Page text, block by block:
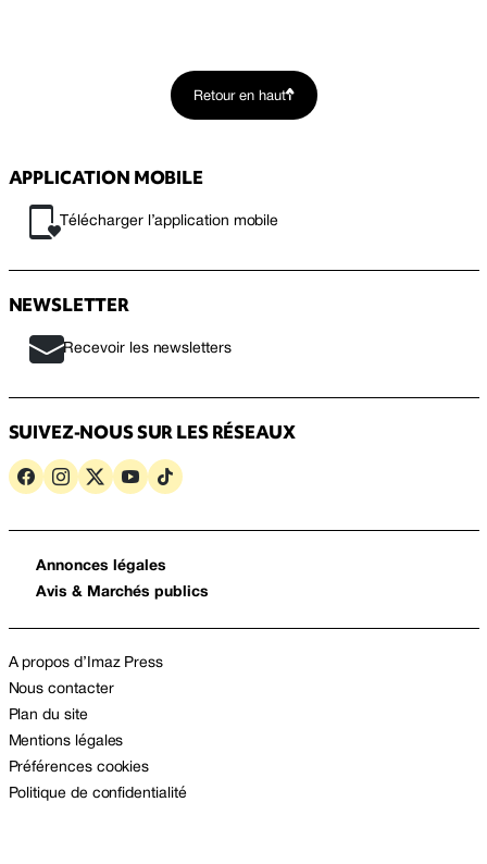
Retour en haut
APPLICATION MOBILE
Télécharger l’application mobile
NEWSLETTER
Recevoir les newsletters
SUIVEZ-NOUS SUR LES RÉSEAUX
Annonces légales
Avis & Marchés publics
A propos d’Imaz Press
Nous contacter
Plan du site
Mentions légales
Préférences cookies
Politique de confidentialité